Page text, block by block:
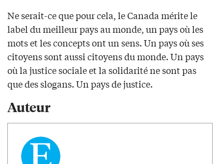
Ne serait-ce que pour cela, le Canada mérite le
label du meilleur pays au monde, un pays où les
mots et les concepts ont un sens. Un pays où ses
citoyens sont aussi citoyens du monde. Un pays
où la justice sociale et la solidarité ne sont pas
que des slogans. Un pays de justice.
Auteur